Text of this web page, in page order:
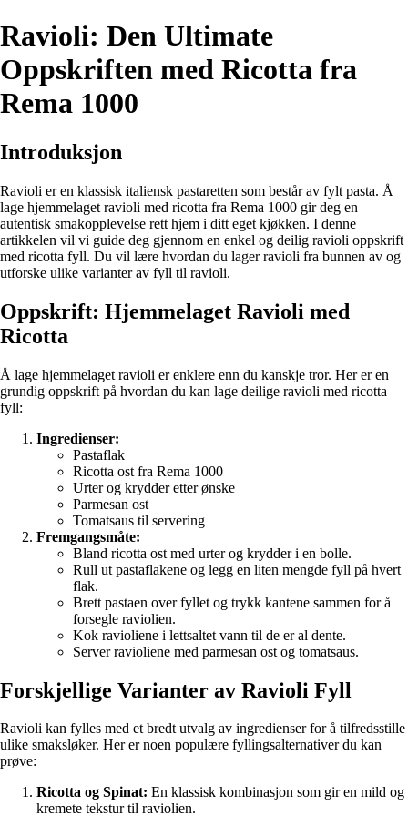
Ravioli: Den Ultimate
Oppskriften med Ricotta fra
Rema 1000
Introduksjon
Ravioli er en klassisk italiensk pastaretten som består av fylt pasta. Å
lage hjemmelaget ravioli med ricotta fra Rema 1000 gir deg en
autentisk smakopplevelse rett hjem i ditt eget kjøkken. I denne
artikkelen vil vi guide deg gjennom en enkel og deilig ravioli oppskrift
med ricotta fyll. Du vil lære hvordan du lager ravioli fra bunnen av og
utforske ulike varianter av fyll til ravioli.
Oppskrift: Hjemmelaget Ravioli med
Ricotta
Å lage hjemmelaget ravioli er enklere enn du kanskje tror. Her er en
grundig oppskrift på hvordan du kan lage deilige ravioli med ricotta
fyll:
Ingredienser:
Pastaflak
Ricotta ost fra Rema 1000
Urter og krydder etter ønske
Parmesan ost
Tomatsaus til servering
Fremgangsmåte:
Bland ricotta ost med urter og krydder i en bolle.
Rull ut pastaflakene og legg en liten mengde fyll på hvert
flak.
Brett pastaen over fyllet og trykk kantene sammen for å
forsegle raviolien.
Kok ravioliene i lettsaltet vann til de er al dente.
Server ravioliene med parmesan ost og tomatsaus.
Forskjellige Varianter av Ravioli Fyll
Ravioli kan fylles med et bredt utvalg av ingredienser for å tilfredsstille
ulike smaksløker. Her er noen populære fyllingsalternativer du kan
prøve:
Ricotta og Spinat: En klassisk kombinasjon som gir en mild og
kremete tekstur til raviolien.